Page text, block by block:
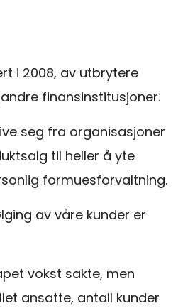
i 2008, av utbrytere
finansinstitusjoner.
seg fra organisasjoner
til heller å yte
formuesforvaltning.
av våre kunder er
vokst sakte, men
ansatte, antall kunder